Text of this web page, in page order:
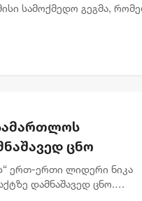
სამოქმედო გეგმა,
ცნო
ერთ-ერთი ლიდერი ნიკა
დამნაშავედ ცნო.